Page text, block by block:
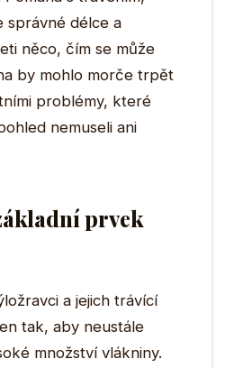
správné délce a
něco, čím se může
by mohlo morče trpět
problémy, které
nemuseli ani
prvek
a jejich trávící
tak, aby neustále
množství vlákniny.